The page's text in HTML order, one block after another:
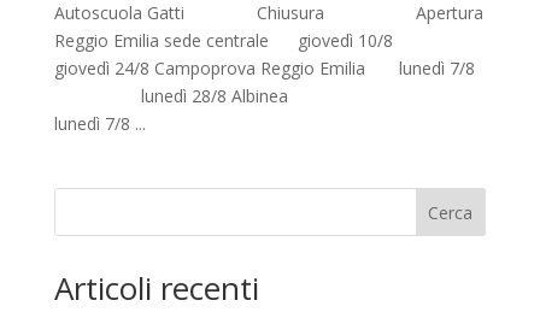
Autoscuola Gatti Chiusura Apertura
Reggio Emilia sede centrale giovedì 10/8
giovedì 24/8 Campoprova Reggio Emilia lunedì 7/8
lunedì 28/8 Albinea
lunedì 7/8 ...
Cerca
Articoli recenti